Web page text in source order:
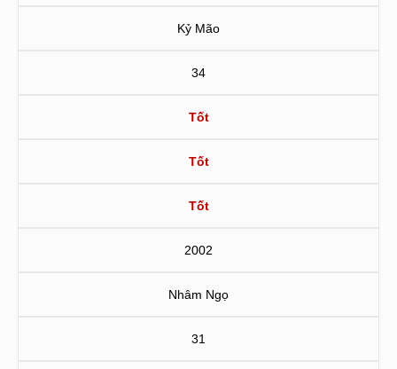
Kỷ Mão
34
Tốt
Tốt
Tốt
2002
Nhâm Ngọ
31